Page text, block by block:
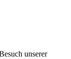
unserer